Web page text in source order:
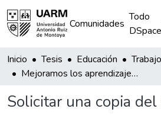
Comunidades
Todo
DSpace
Inicio Tesis Educación
Mejoramos los aprendizajes de los estudiantes de secundaria de la Institución Educativa "Carlos Fermín Fitzcarrald" de Puerto Maldonado utilizando estrategias innovadoras en el fortalecimiento del hábito lector
Solicitar una copia